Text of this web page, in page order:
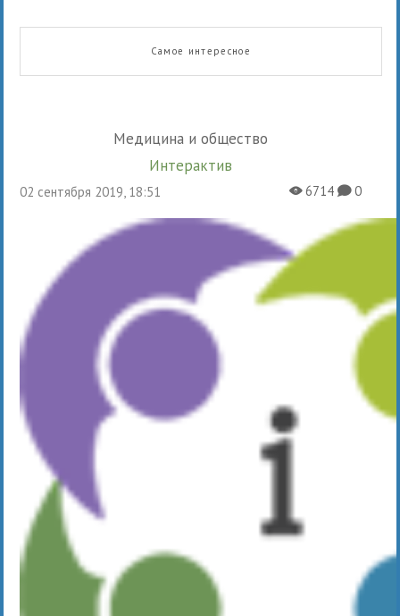
Самое интересное
Медицина и общество
Интерактив
02 сентября 2019, 18:51 X6714K0